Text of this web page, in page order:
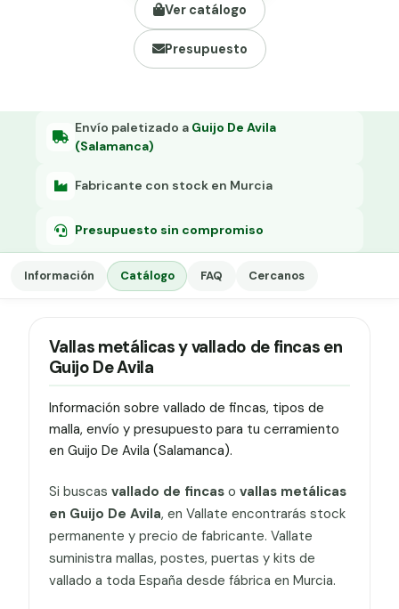
Grapa malla H.
Grapadora
Tensor galvanizado
Ver catálogo
Presupuesto
Envío paletizado a Guijo De Avila
(Salamanca)
Fabricante con stock en Murcia
Presupuesto sin compromiso
Información Catálogo FAQ Cercanos
Vallas metálicas y vallado de fincas en
Guijo De Avila
Información sobre vallado de fincas, tipos de
malla, envío y presupuesto para tu cerramiento
en Guijo De Avila (Salamanca).
Si buscas vallado de fincaso vallas metálicas
en Guijo De Avila, en Vallate encontrarás stock
permanente y precio de fabricante. Vallate
suministra mallas, postes, puertas y kits de
vallado a toda España desde fábrica en Murcia.